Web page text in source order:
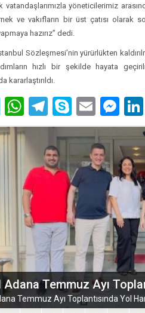
vatandaşlarımızla yöneticilerimiz
ve vakıfların bir üst çatısı olarak
hazırız” dedi.
Sözleşmesi’nin yürürlükten
hızlı bir şekilde hayata
kararlaştırıldı.
TwitterWhatsApp
Telegram
SkypeEmail
SEN ADANA
DAYANIŞMA ÇIKARMASI